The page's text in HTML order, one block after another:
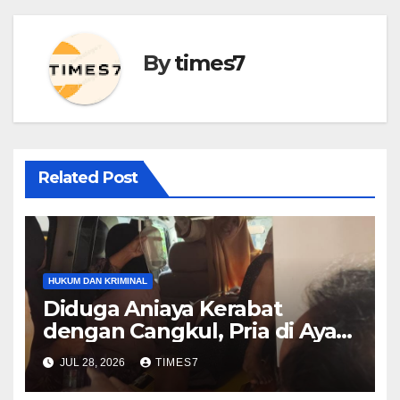
Bytimes7
Related Post
HUKUM DAN KRIMINAL
Diduga Aniaya Kerabat
dengan Cangkul, Pria di Ayah
Diamankan Polres Kebumen
JUL 28, 2026 TIMES7